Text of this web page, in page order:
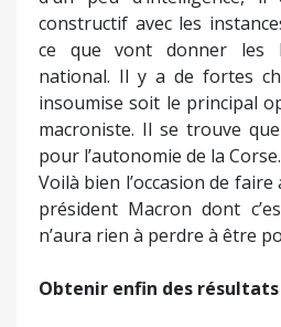
constructif avec les
ce que vont donner les
national. Il y a de fortes
insoumise soit le principal
macroniste. Il se trouve
pour l’autonomie de la Corse.
Voilà bien l’occasion de
président Macron dont
n’aura rien à perdre à être
Obtenir enfin des résultats